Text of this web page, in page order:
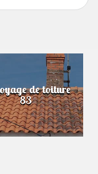
de toiture
83